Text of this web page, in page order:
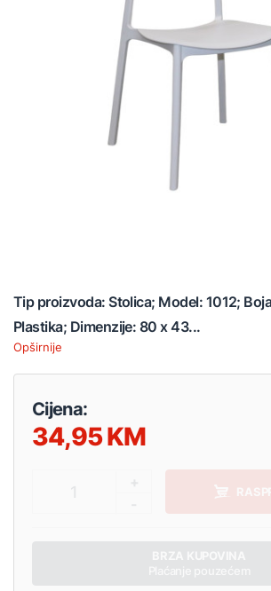
Tip proizvoda: Stolica; Model: 1012;
Plastika; Dimenzije: 80 x 43...
Opširnije
Cijena:
34,95